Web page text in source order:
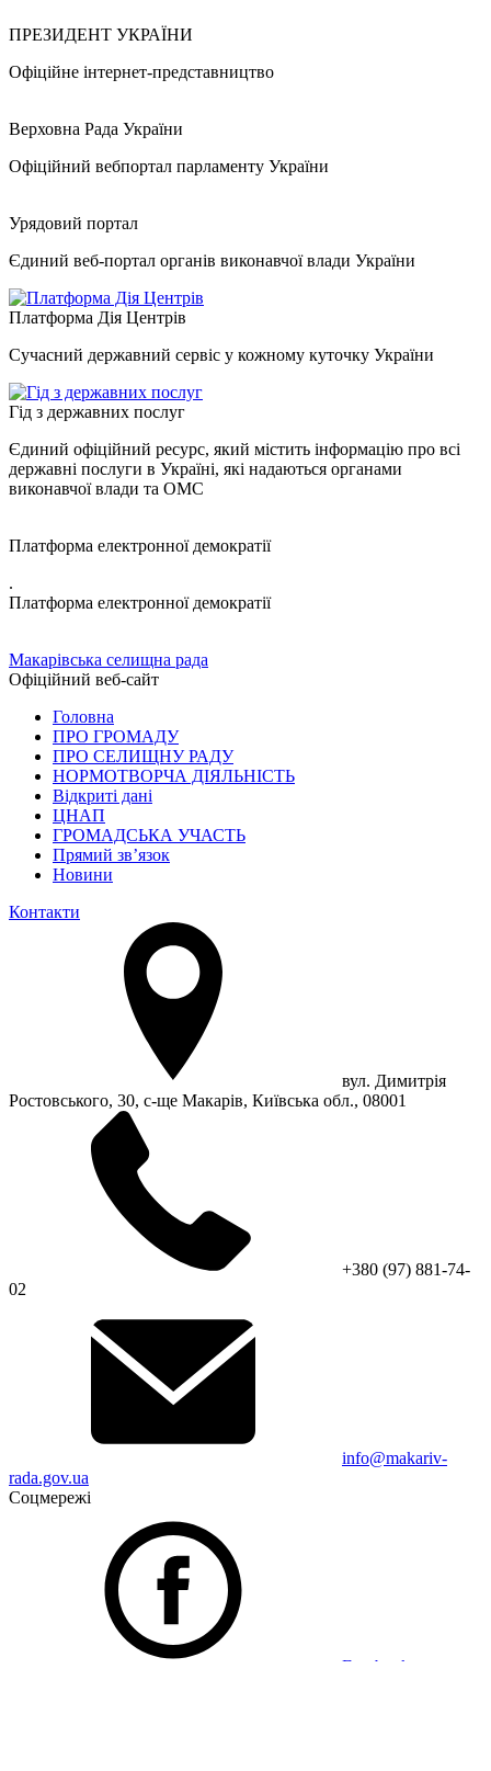
ПРЕЗИДЕНТ УКРАЇНИ
Офіційне інтернет-представництво
Верховна Рада України
Офіційний вебпортал парламенту України
Урядовий портал
Єдиний веб-портал органів виконавчої влади України
Платформа Дія Центрів
Сучасний державний сервіс у кожному куточку України
Гід з державних послуг
Єдиний офіційний ресурс, який містить інформацію про всі
державні послуги в Україні, які надаються органами
виконавчої влади та ОМС
Платформа електронної демократії
.
Платформа електронної демократії
Макарівська селищна рада
Офіційний веб-сайт
Головна
ПРО ГРОМАДУ
ПРО СЕЛИЩНУ РАДУ
НОРМОТВОРЧА ДІЯЛЬНІСТЬ
Відкриті дані
ЦНАП
ГРОМАДСЬКА УЧАСТЬ
Прямий зв’язок
Новини
Контакти
вул. Димитрія
Ростовського, 30, с-ще Макарів, Київська обл., 08001
+380 (97) 881-74-
02
info@makariv-
rada.gov.ua
Соцмережі
Facebook